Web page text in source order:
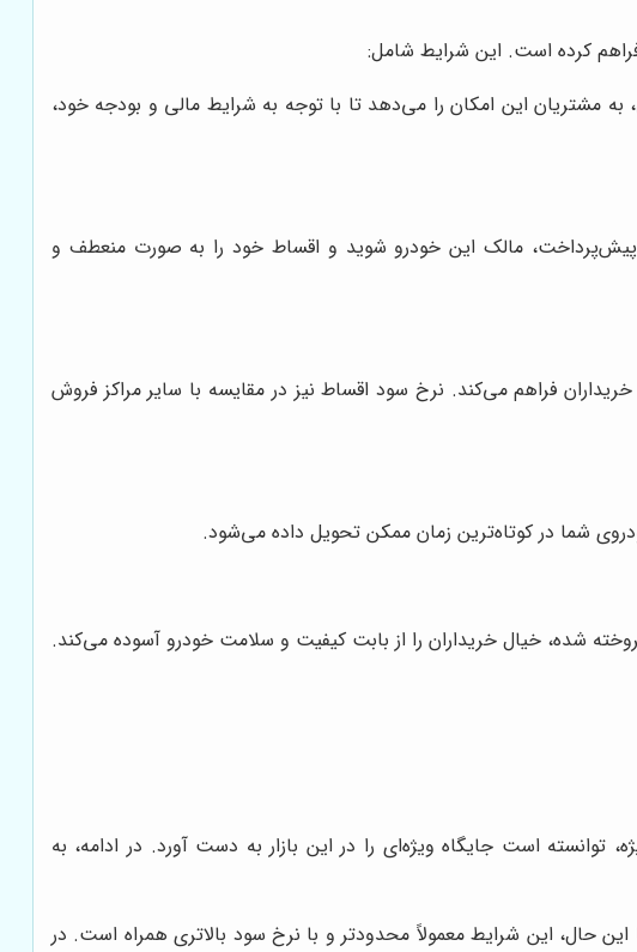
مشتریان این امکان را می‌دهد تا با توجه به شرایط مالی و بودجه خود،
پیش‌پرداخت، مالک این خودرو شوید و اقساط خود را به صورت منعطف و
فراهم می‌کند. نرخ سود اقساط نیز در مقایسه با سایر مراکز فروش
شما در کوتاه‌ترین زمان ممکن تحویل داده می‌شود.
شده، خیال خریداران را از بابت کیفیت و سلامت خودرو آسوده می‌کند.
توانسته است جایگاه ویژه‌ای را در این بازار به دست آورد. در ادامه، به
اقساطی را ارائه می‌دهد. با این حال، این شرایط معمولاً محدودتر و با نرخ سود بالاتری همراه است. در